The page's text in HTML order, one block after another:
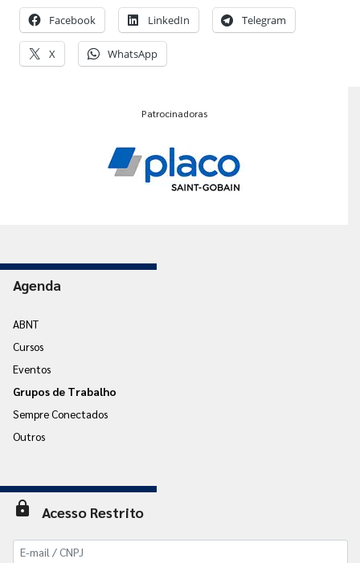
Facebook LinkedIn Telegram
X WhatsApp
Patrocinadoras
Agenda
ABNT
Cursos
Eventos
Grupos de Trabalho
Sempre Conectados
Outros
lock Acesso Restrito